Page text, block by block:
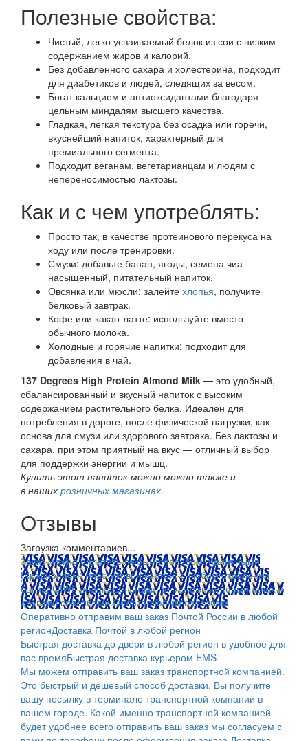
Полезные свойства:
Чистый, легко усваиваемый белок из сои с низким
содержанием жиров и калорий.
Без добавленного сахара и холестерина, подходит
для диабетиков и людей, следящих за весом.
Богат кальцием и антиоксидантами благодаря
цельным миндалям высшего качества.
Гладкая, легкая текстура без осадка или горечи,
вкуснейший напиток, характерный для
премиального сегмента.
Подходит веганам, вегетарианцам и людям с
непереносимостью лактозы.
Как и с чем употреблять:
Просто так, в качестве протеинового перекуса на
ходу или после тренировки.
Смузи: добавьте банан, ягоды, семена чиа —
насыщенный, питательный напиток.
Овсянка или мюсли: залейте хлопья, получите
белковый завтрак.
Кофе или какао-латте: используйте вместо
обычного молока.
Холодные и горячие напитки: подходит для
добавления в чай.
137 Degrees High Protein Almond Milk — это удобный,
сбалансированный и вкусный напиток с высоким
содержанием растительного белка. Идеален для
потребления в дороге, после физической нагрузки, как
основа для смузи или здорового завтрака. Без лактозы и
сахара, при этом приятный на вкус — отличный выбор
для поддержки энергии и мышц.
Купить этот напиток можно можно также и
в наших розничных магазинах.
Отзывы
Загрузка комментариев...
Заказ можно оплатить любым способом: наличными
(Красноярск); пластиковой картой; в любом отделении
банка; QIWI, яндекс.деньгами; в платежных терминалах и
другими способами.Оплата любым способом
Оперативно отправим ваш заказ Почтой России в любой
регионДоставка Почтой в любой регион
Быстрая доставка до двери в любой регион в удобное для
вас времяБыстрая доставка курьером EMS
Мы можем отправить ваш заказ транспортной компанией.
Это быстрый и дешевый способ доставки. Вы получите
вашу посылку в терминале транспортной компании в
вашем городе. Какой именно транспортной компанией
будет удобнее всего отправить ваш заказ мы согласуем с